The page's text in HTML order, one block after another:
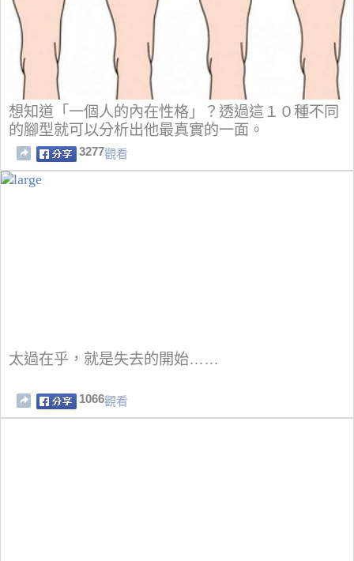
想知道「一個人的內在性格」？透過這１０種不同
的腳型就可以分析出他最真實的一面。
3277觀看
太過在乎，就是失去的開始……
1066觀看